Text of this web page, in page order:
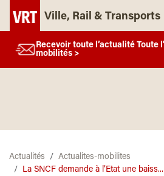
Ville, Rail & Transports
Recevoir toute l’actualité
mobilités >
Actualités
Actualites-mobilites
La SNCF demande à l’Etat une baiss...